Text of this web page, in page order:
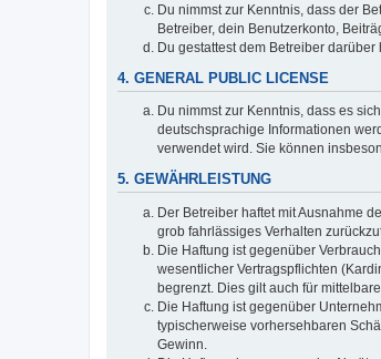
Du nimmst zur Kenntnis, dass der
Betreiber, dein Benutzerkonto,
Du gestattest dem Betreiber
4. GENERAL PUBLIC LICENSE
Du nimmst zur Kenntnis, dass es
deutschsprachige Informationen
verwendet wird. Sie können
5. GEWÄHRLEISTUNG
Der Betreiber haftet mit Ausnahme
grob fahrlässiges Verhalten
Die Haftung ist gegenüber
wesentlicher Vertragspflichten
begrenzt. Dies gilt auch für
Die Haftung ist gegenüber
typischerweise vorhersehbaren
Gewinn.